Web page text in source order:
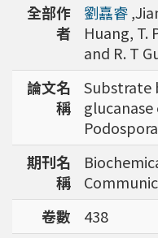
師於1996年回到台灣
晶片搭配生物資訊等
標，應用於精準農業
等在精準醫療上的應
代定序瞭解台灣乳癌
演化，試圖瞭解癌症
定序解出台灣帝雉全
只能從基因組分析而
強調瞭解台灣特有物
全部作
者
劉嚞睿
Huang, T.
and R. T
論文名
稱
Substrate
期刊名
稱
卷數
438